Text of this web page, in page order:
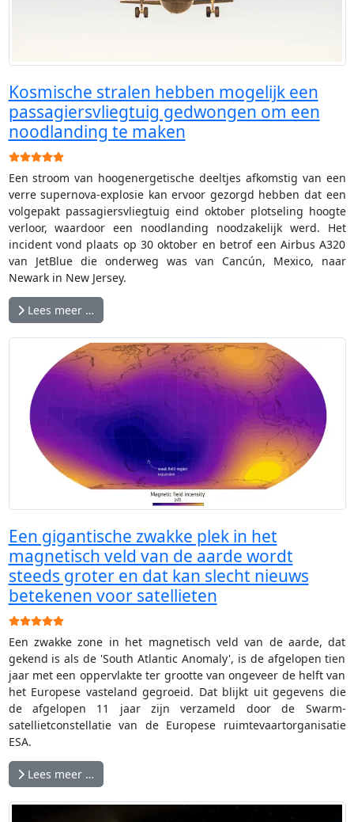
Kosmische stralen hebben mogelijk een
passagiersvliegtuig gedwongen om een
noodlanding te maken
Gebruikerswaardering:
Een stroom van hoogenergetische deeltjes afkomstig van een
verre supernova-explosie kan ervoor gezorgd hebben dat een
volgepakt passagiersvliegtuig eind oktober plotseling hoogte
verloor, waardoor een noodlanding noodzakelijk werd. Het
incident vond plaats op 30 oktober en betrof een Airbus A320
van JetBlue die onderweg was van Cancún, Mexico, naar
Newark in New Jersey.
Lees meer …
Een gigantische zwakke plek in het
magnetisch veld van de aarde wordt
steeds groter en dat kan slecht nieuws
betekenen voor satellieten
Gebruikerswaardering:
Een zwakke zone in het magnetisch veld van de aarde, dat
gekend is als de 'South Atlantic Anomaly', is de afgelopen tien
jaar met een oppervlakte ter grootte van ongeveer de helft van
het Europese vasteland gegroeid. Dat blijkt uit gegevens die
de afgelopen 11 jaar zijn verzameld door de Swarm-
satellietconstellatie van de Europese ruimtevaartorganisatie
ESA.
Lees meer …